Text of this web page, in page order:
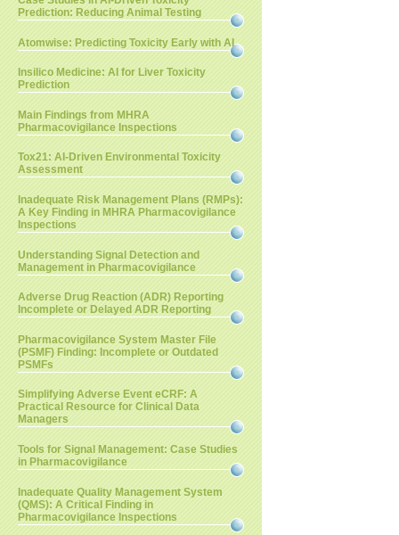
Prediction: Reducing Animal Testing
Atomwise: Predicting Toxicity Early with AI
Insilico Medicine: AI for Liver Toxicity
Prediction
Main Findings from MHRA
Pharmacovigilance Inspections
Tox21: AI-Driven Environmental Toxicity
Assessment
Inadequate Risk Management Plans (RMPs):
A Key Finding in MHRA Pharmacovigilance
Inspections
Understanding Signal Detection and
Management in Pharmacovigilance
Adverse Drug Reaction (ADR) Reporting
Incomplete or Delayed ADR Reporting
Pharmacovigilance System Master File
(PSMF) Finding: Incomplete or Outdated
PSMFs
Simplifying Adverse Event eCRF: A
Practical Resource for Clinical Data
Managers
Tools for Signal Management: Case Studies
in Pharmacovigilance
Inadequate Quality Management System
(QMS): A Critical Finding in
Pharmacovigilance Inspections